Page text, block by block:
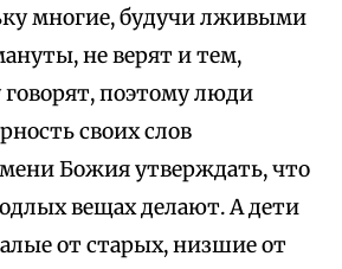
многие, будучи лживыми
не верят и тем,
поэтому люди
своих слов
Божия утверждать, что
вещах делают. А дети
от старых, низшие от